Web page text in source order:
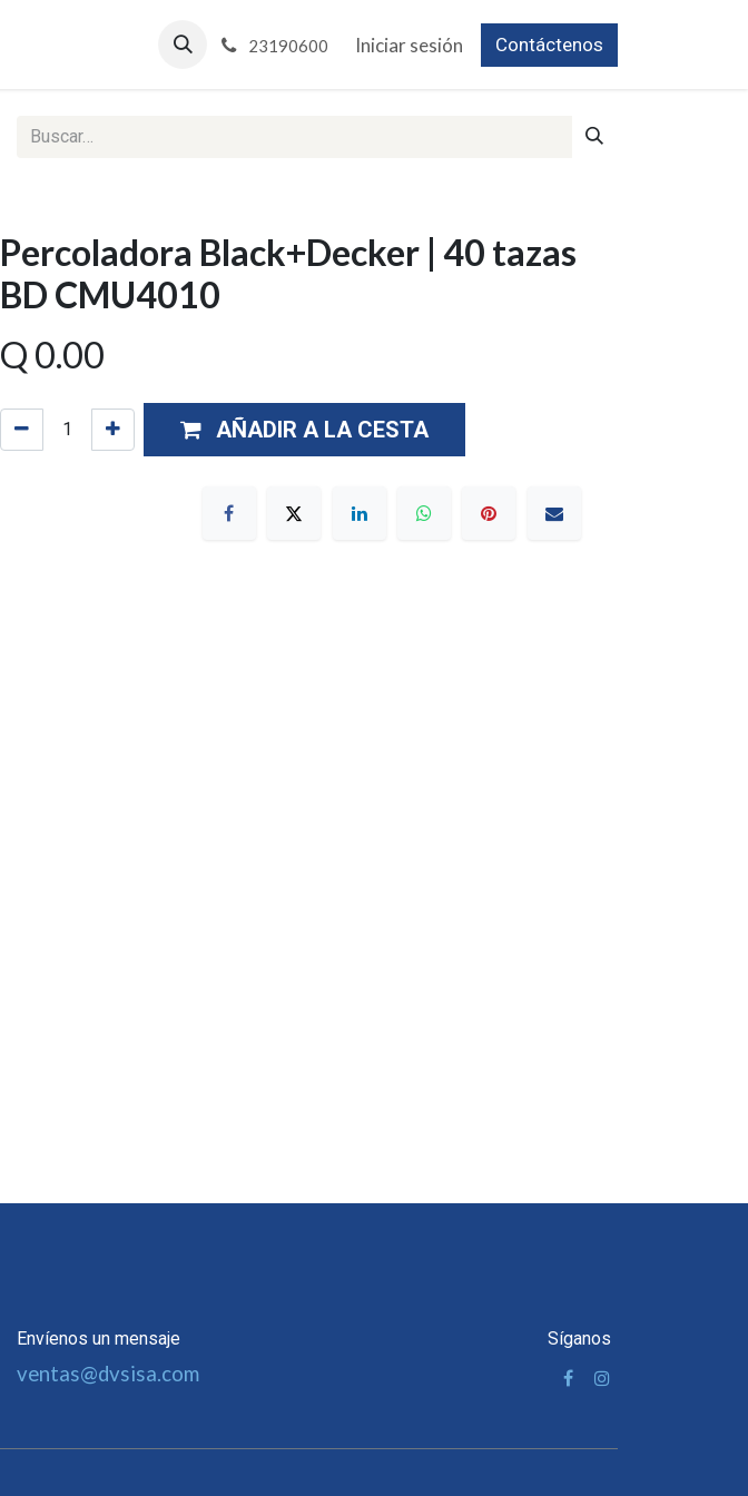
Reportes Web 23190600 Iniciar sesión Contáctenos
Percoladora Black+Decker | 40 tazas
BD CMU4010
Q 0.00
AÑADIR A LA CESTA
Envíenos un mensaje
ventas@dvsisa.com
Síganos